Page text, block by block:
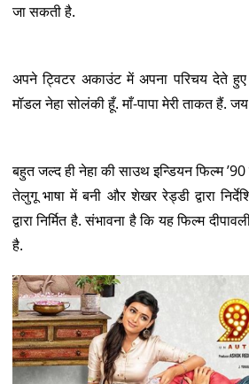
जा सकती है.
अपने ट्विटर अकाउंट में अपना परिचय देते
मॉडल नेहा सोलंकी हूँ. माँ-पापा मेरी ताकत हैं.
बहुत जल्द ही नेहा की साउथ इन्डियन फिल्म ’90
तेलुगू भाषा में बनी और शेखर रेड्डी द्वारा
द्वारा निर्मित है. संभावना है कि यह फिल्म
है.